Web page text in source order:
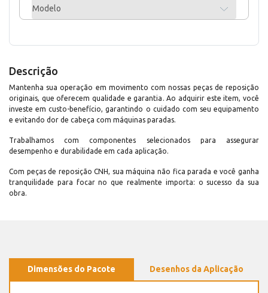
Modelo
Descrição
Mantenha sua operação em movimento com nossas peças de reposição
originais, que oferecem qualidade e garantia. Ao adquirir este item, você
investe em custo-benefício, garantindo o cuidado com seu equipamento
e evitando dor de cabeça com máquinas paradas.
Trabalhamos com componentes selecionados para assegurar
desempenho e durabilidade em cada aplicação.
Com peças de reposição CNH, sua máquina não fica parada e você ganha
tranquilidade para focar no que realmente importa: o sucesso da sua
obra.
Dimensões do Pacote Desenhos da Aplicação